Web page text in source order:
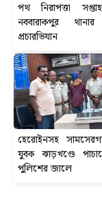
পথ নিরাপত্তা
নববারাকপুর
প্রচারভিযান
হেরোইনসহ
যুবক ঝাড়খণ্ডে
পুলিশের জালে